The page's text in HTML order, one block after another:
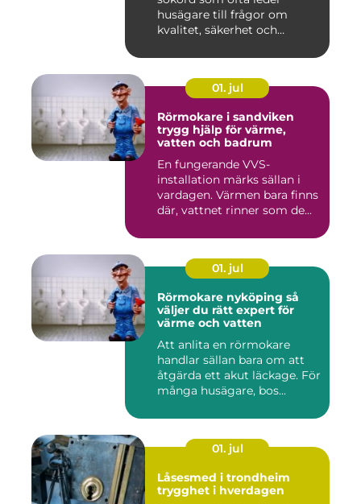
husägare till frågor om
kvalitet, säkerhet och
01. jul
Rörmokare i sandviken
trygg hjälp för värme,
vatten och badrum
En fungerande VVS-
installation märks sällan i
vardagen. Värmen bara finns
där, vattnet rinner som de...
01. jul
Rörmokare nyköping så
väljer du rätt expert för
värme och vatten
Att anlita en rörmokare
handlar sällan bara om att
åtgärda ett akut läckage. För
många husägare, bos...
01. jul
Låsesmed i trondheim
trygghet i hverdagen